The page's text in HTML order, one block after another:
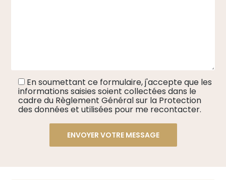
En soumettant ce formulaire, j'accepte que les
informations saisies soient collectées dans le
cadre du Règlement Général sur la Protection
des données et utilisées pour me recontacter.